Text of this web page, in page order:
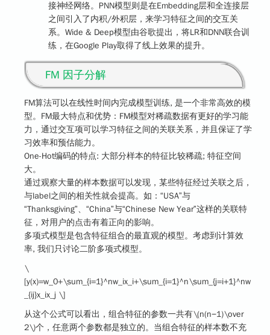
接神经网络。PNN模型则是在Embedding层和全连接层
之间引入了内积/外积层，来学习特征之间的交互关
系。Wide & Deep模型由谷歌提出，将LR和DNN联合训
练，在Google Play取得了线上效果的提升。
FM 因子分解
FM算法可以在线性时间内完成模型训练, 是一个非常高效的模
型。FM最大特点和优势：FM模型对稀疏数据有更好的学习能
力，通过交互项可以学习特征之间的关联关系，并且保证了学
习效率和预估能力。
One-Hot编码的特点: 大部分样本的特征比较稀疏; 特征空间
大。
通过观察大量的样本数据可以发现，某些特征经过关联之后，
与label之间的相关性就会提高。如：“USA”与
“Thanksgiving”、“China”与“Chinese New Year”这样的关联特
征，对用户的点击有着正向的影响。
多项式模型是包含特征组合的最直观的模型。考虑到计算效
率, 我们只讨论二阶多项式模型。
\
[y(x)=w_0+\sum_{i=1}^nw_ix_i+\sum_{i=1}^n\sum_{j=i+1}^nw
_{ij}x_ix_j \]
从这个公式可以看出，组合特征的参数一共有\(n(n−1)\over
2\)个，任意两个参数都是独立的。当组合特征的样本数不充